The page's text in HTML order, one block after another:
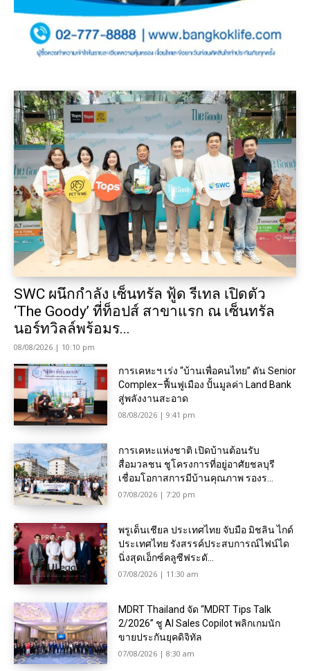
SWC ผนึกกำลัง เซ็นทรัล ฟู้ด รีเทล เปิดตัว
‘The Goody’ ที่ท็อปส์ สาขาแรก ณ เซ็นทรัล
นอร์ทวิลล์พร้อมร...
08/08/2026 | 10:10 pm
การเคหะฯ เร่ง “บ้านเพื่อคนไทย” ดัน Senior
Complex–ฟื้นฟูเมือง ปั้นมูลค่า Land Bank
สู่พลังงานสะอาด
08/08/2026 | 9:41 pm
การเคหะแห่งชาติ เปิดบ้านต้อนรับ
สื่อมวลชน ชูโครงการที่อยู่อาศัยชลบุรี
เชื่อมโอกาสการมีบ้านคุณภาพ รองร...
07/08/2026 | 7:20 pm
พรูเด็นเชียล ประเทศไทย จับมือ มิชลิน ไกด์
ประเทศไทย รังสรรค์ประสบการณ์ไฟน์ได
นิ่งสุดเอ็กซ์คลูซีฟระดั...
07/08/2026 | 11:30 am
MDRT Thailand จัด “MDRT Tips Talk
2/2026” ชู AI Sales Copilot พลิกเกมนัก
ขายประกันยุคดิจิทัล
07/08/2026 | 8:30 am